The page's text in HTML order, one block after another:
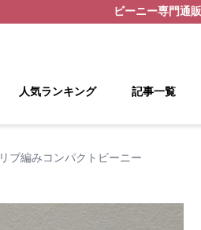
ビーニー専門通
人気ランキング 記事一覧
リブ編みコンパクトビーニー